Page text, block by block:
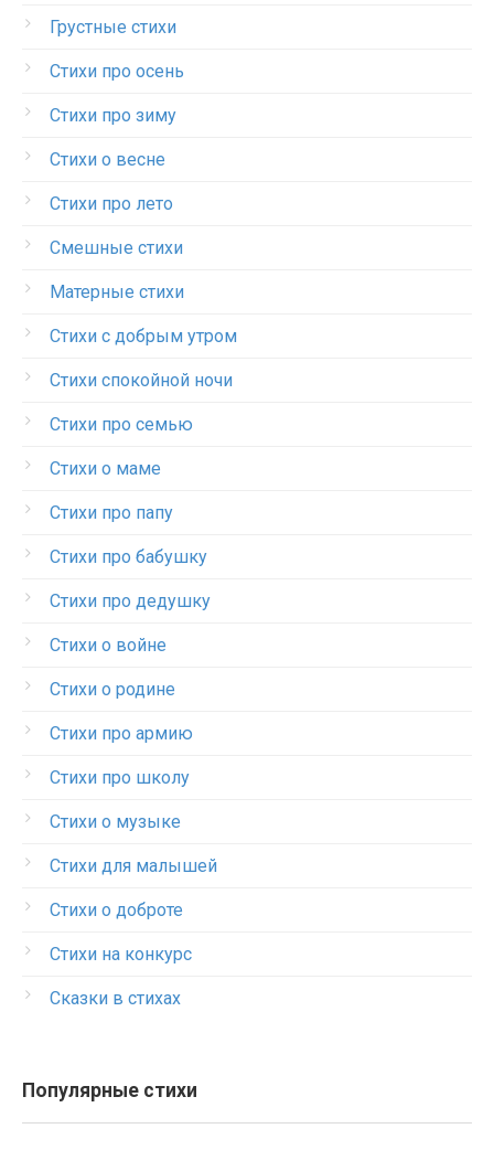
Грустные стихи
Стихи про осень
Стихи про зиму
Стихи о весне
Стихи про лето
Смешные стихи
Матерные стихи
Стихи с добрым утром
Стихи спокойной ночи
Стихи про семью
Стихи о маме
Стихи про папу
Стихи про бабушку
Стихи про дедушку
Стихи о войне
Стихи о родине
Стихи про армию
Стихи про школу
Стихи о музыке
Стихи для малышей
Стихи о доброте
Стихи на конкурс
Сказки в стихах
Популярные стихи